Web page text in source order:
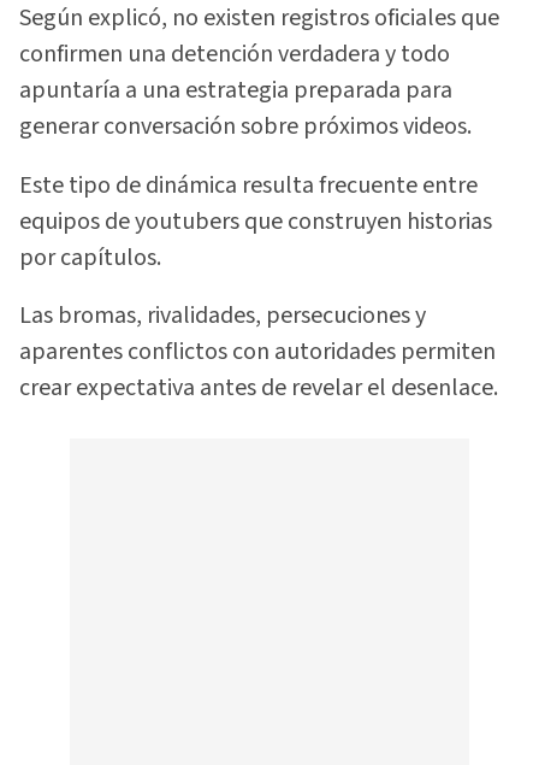
Según explicó, no existen registros oficiales que
confirmen una detención verdadera y todo
apuntaría a una estrategia preparada para
generar conversación sobre próximos videos.
Este tipo de dinámica resulta frecuente entre
equipos de youtubers que construyen historias
por capítulos.
Las bromas, rivalidades, persecuciones y
aparentes conflictos con autoridades permiten
crear expectativa antes de revelar el desenlace.